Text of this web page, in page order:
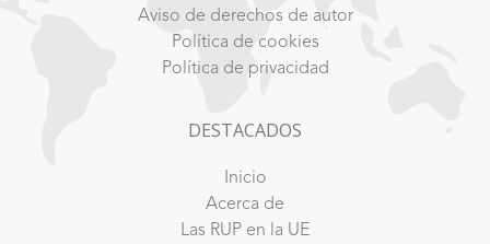
Aviso de derechos de autor
Política de cookies
Política de privacidad
DESTACADOS
Inicio
Acerca de
Las RUP en la UE